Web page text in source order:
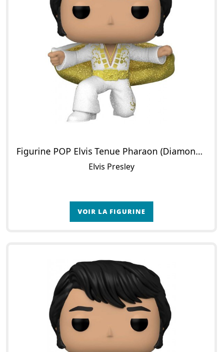
Figurine POP Elvis Tenue Pharaon (Diamond Glitter)
Elvis Presley
VOIR LA FIGURINE